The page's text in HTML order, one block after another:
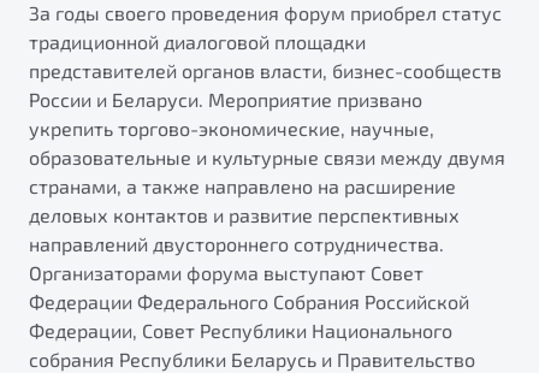
Универсальный кроссовер
от 2 499 990 ₽*
Обзор В наличии
Тест-драйв
Автокредит
Спецпредложения
Преимущества программы
Запись на сервис
Калькулятор ТО
Клиентская поддержка
За годы своего проведения форум приобрел статус
традиционной диалоговой площадки
представителей органов власти, бизнес-сообществ
России и Беларуси. Мероприятие призвано
укрепить торгово-экономические, научные,
образовательные и культурные связи между двумя
странами, а также направлено на расширение
деловых контактов и развитие перспективных
направлений двустороннего сотрудничества.
Организаторами форума выступают Совет
Федерации Федерального Собрания Российской
Федерации, Совет Республики Национального
собрания Республики Беларусь и Правительство